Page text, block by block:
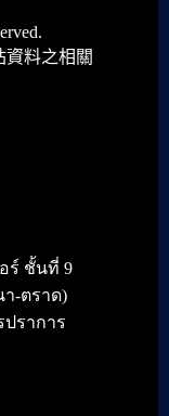
資料之相關
อร์ ชั้นที่ 9
า-ตราด)
ปราการ